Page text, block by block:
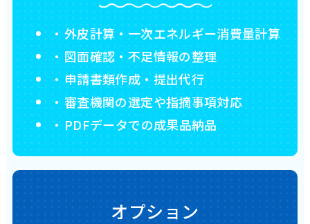
外皮計算・一次エネルギー消費量計算
図面確認・不足情報の整理
申請書類作成・提出代行
審査機関の選定や指摘事項対応
PDFデータでの成果品納品
オプション